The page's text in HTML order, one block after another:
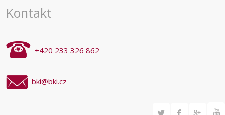
Kontakt
+420 233 326 862
bki@bki.cz